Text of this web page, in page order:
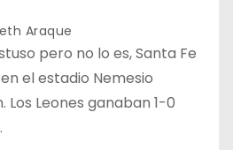
Araque
pero no lo es, Santa Fe
el estadio Nemesio
Leones ganaban 1-0